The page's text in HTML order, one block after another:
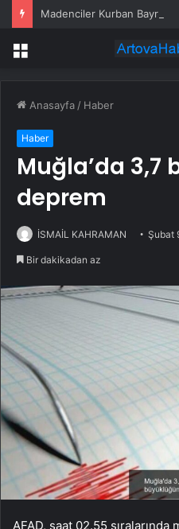
Madenciler Kurban
Menü
Anasayfa / Haber
Haber
Muğla’da
deprem
İSMAİL KAHRAMAN Şubat
Bir dakikadan az
AFAD, saat 02.55 sıralarında